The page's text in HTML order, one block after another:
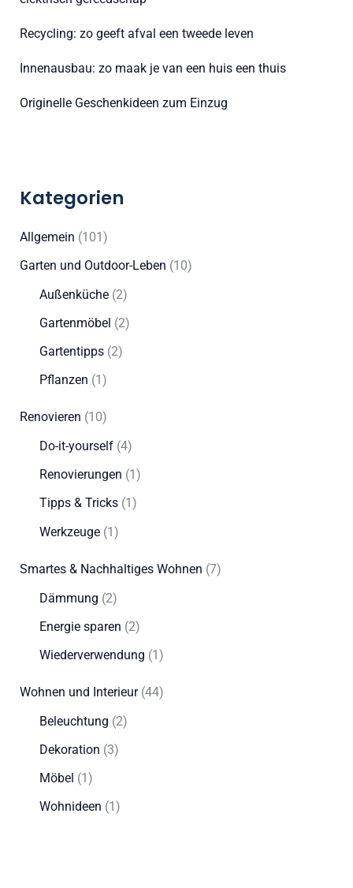
h
:Recycling: zo geeft afval een tweede leven
Innenausbau: zo maak je van een huis een thuis
Originelle Geschenkideen zum Einzug
Kategorien
Allgemein (101)
Garten und Outdoor-Leben (10)
Außenküche(2)
Gartenmöbel (2)
Gartentipps(2)
Pflanzen (1)
Renovieren (10)
Do-it-yourself(4)
Renovierungen (1)
Tipps & Tricks(1)
Werkzeuge(1)
Smartes & Nachhaltiges Wohnen (7)
Dämmung (2)
Energie sparen (2)
Wiederverwendung (1)
Wohnen und Interieur(44)
Beleuchtung (2)
Dekoration (3)
Möbel (1)
Wohnideen (1)